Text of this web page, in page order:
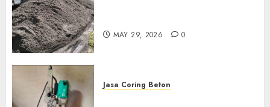
MAY 29, 2026 0
Jasa Coring Beton